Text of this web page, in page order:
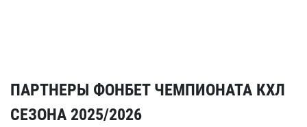
ПАРТНЕРЫ ФОНБЕТ ЧЕМПИОНАТА КХЛ
СЕЗОНА 2025/2026